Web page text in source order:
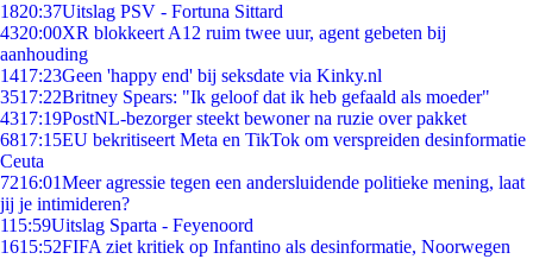
1820:37Uitslag PSV - Fortuna Sittard
4320:00XR blokkeert A12 ruim twee uur, agent gebeten bij
aanhouding
1417:23Geen 'happy end' bij seksdate via Kinky.nl
3517:22Britney Spears: "Ik geloof dat ik heb gefaald als moeder"
4317:19PostNL-bezorger steekt bewoner na ruzie over pakket
6817:15EU bekritiseert Meta en TikTok om verspreiden desinformatie
Ceuta
7216:01Meer agressie tegen een andersluidende politieke mening, laat
jij je intimideren?
115:59Uitslag Sparta - Feyenoord
1615:52FIFA ziet kritiek op Infantino als desinformatie, Noorwegen